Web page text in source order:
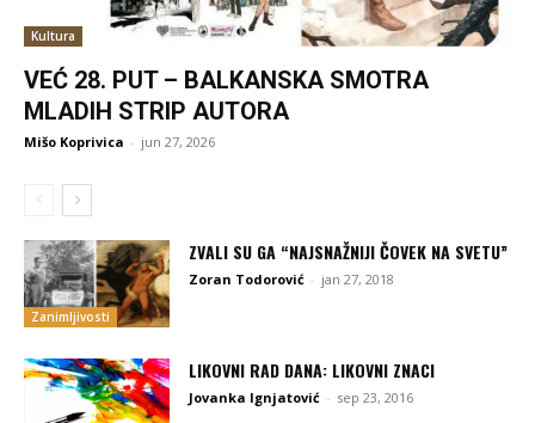
Kultura
VEĆ 28. PUT – BALKANSKA SMOTRA
MLADIH STRIP AUTORA
Mišo Koprivica - jun 27, 2026
Zanimljivosti
ZVALI SU GA “NAJSNAŽNIJI ČOVEK NA SVETU”
Zoran Todorović - jan 27, 2018
LIKOVNI RAD DANA: LIKOVNI ZNACI
Jovanka Ignjatović - sep 23, 2016